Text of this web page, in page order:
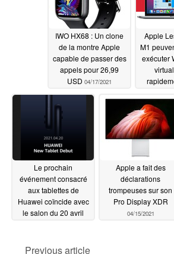
04/19/2021
IWO HX68 : Un clone
de la montre Apple
capable de passer des
appels pour 26,99
USD 04/17/2021
Apple
M1
exécuter
modèles
04/
Le prochain
événement consacré
aux tablettes de
Huawei coïncide avec
le salon du 20 avril
Apple a fait des
déclarations
trompeuses sur son
Pro Display XDR
04/15/2021
Previous article